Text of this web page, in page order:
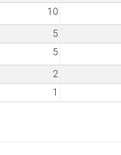
10
5
5
2
1